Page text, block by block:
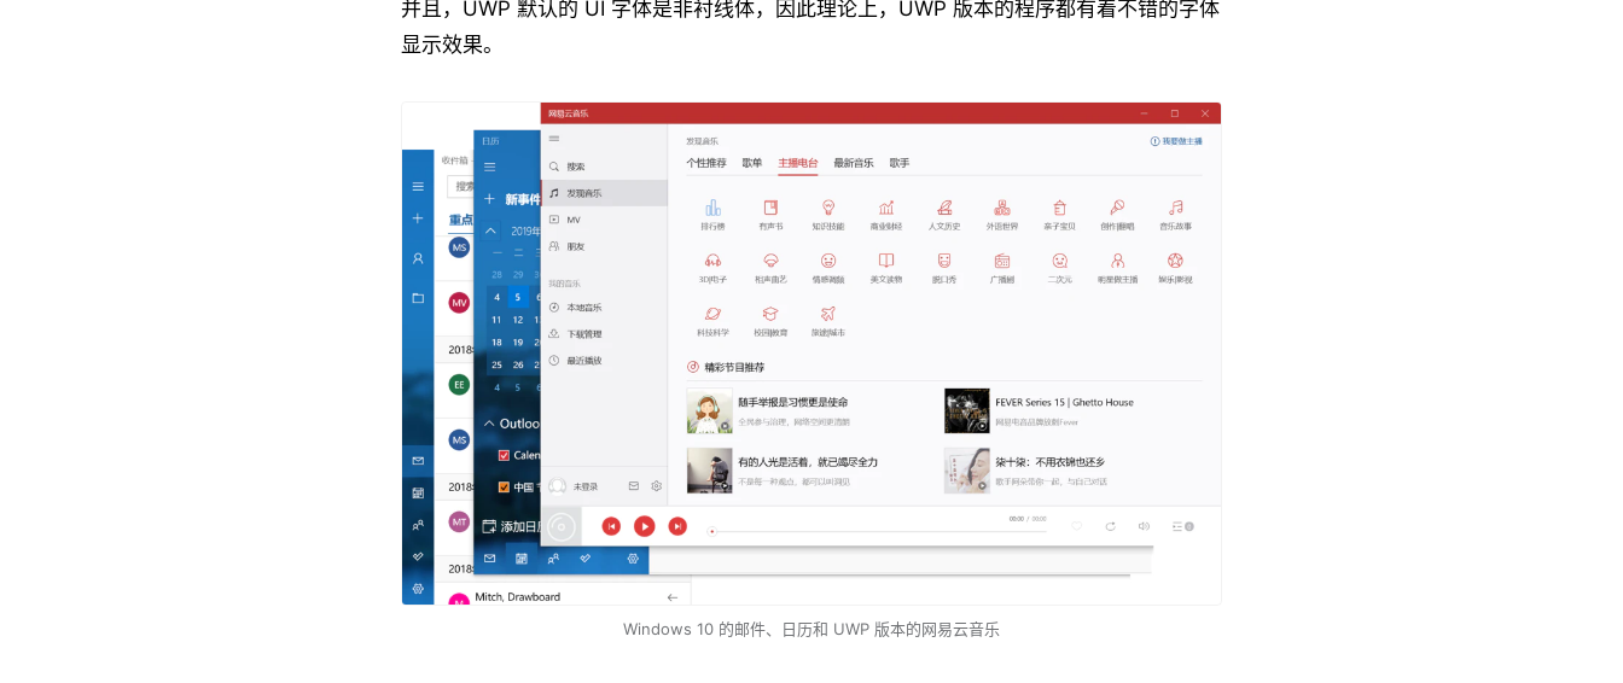
并且，UWP 默认的 UI 字体是非衬线体，因此理论上，UWP 版本的程序都有着不错的字体
显示效果。
Windows 10 的邮件、日历和 UWP 版本的网易云音乐